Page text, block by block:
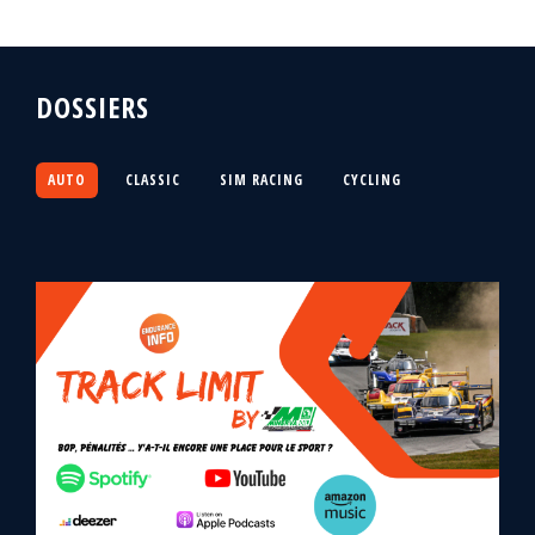
DOSSIERS
AUTO CLASSIC SIM RACING CYCLING